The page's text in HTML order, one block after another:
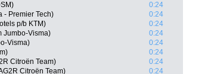
0:24
- Premier Tech)
0:24
p/b KTM)
0:24
Jumbo-Visma)
0:24
Visma)
0:24
0:24
Citroën Team)
0:24
Citroën Team)
0:24